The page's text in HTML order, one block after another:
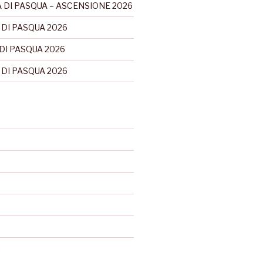
PASQUA – ASCENSIONE 2026
PASQUA 2026
PASQUA 2026
PASQUA 2026